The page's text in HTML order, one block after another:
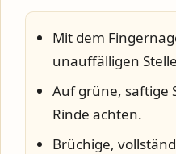
Mit dem
unauffälligen
Auf grüne, saftige
Rinde achten.
Brüchige,